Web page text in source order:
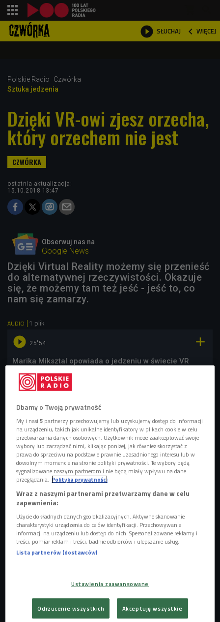
 SŁUCHAJ  WIĘCEJ

Polskie Radio
Czwórka
Sztuka jedzenia
Dzięki VR-owi zjesz orzecha,
który orzechem nie jest
ostatnia aktualizacja:
15.10.2018 13:47
Obserwuj nas na
Google News
Dzięki Virtual Reality możemy się przenieść
do alternatywnej rzeczywistości. Okazuje
się, że możemy tam też jeść - jeść to, co
nam się zamarzy.
AUDIO 1 plik
 25'54 
Marika Miksztal opowiada o jedzeniu w świecie VR
zdjęcie ilustracyjne Foto: harodominguez/Shutterstock
- Świat VR powstał m.in. po to, żeby jeść. Umożliwia nam
podróżowanie do naszych marzeń - mówi Marika Miksztal,
są one jedyne, bo mogą im towarzyszyć rozpylacze
danego doświadczenia - dodaje.
Dbamy o Twoją prywatność
My i nasi5 partnerzy przechowujemy lub uzyskujemy dostęp do informacji
na urządzeniu, takich jak unikalne identyfikatory w plikach cookie w celu
przetwarzania danych osobowych. Użytkownik może zaakceptować swoje
wybory lub zarządzać nimi, klikając poniżej, jak również skorzystać z
prawa do sprzeciwu na podstawie prawnie uzasadnionego interesu lub w
dowolnym momencie na stronie polityki prywatności. Te wybory będą
sygnalizowane naszym partnerom i nie będą miały wpływu na dane
przeglądania. Polityka prywatności
Wraz z naszymi partnerami przetwarzamy dane w celu
zapewnienia:
Użycie dokładnych danych geolokalizacyjnych. Aktywne skanowanie
charakterystyki urządzenia do celów identyfikacji. Przechowywanie
informacji na urządzeniu lub dostęp do nich. Spersonalizowane reklamy i
treści, pomiar reklam i treści, badnie odbiorców i ulepszanie usług.
Lista partnerów (dostawców)
Ustawienia zaawansowane
Odrzucenie wszystkich Akceptuję wszystkie